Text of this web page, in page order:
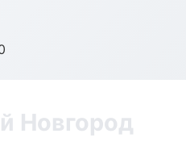
Новгород